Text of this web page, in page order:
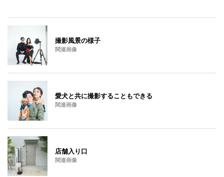
撮影風景の様子
関連画像
愛犬と共に撮影することもできる
関連画像
店舗入り口
関連画像